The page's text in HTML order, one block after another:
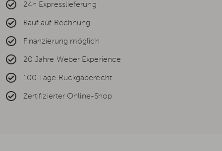
24h Expresslieferung
Kauf auf Rechnung
Finanzierung möglich
20 Jahre Weber Experience
100 Tage Rückgaberecht
Zertifizierter Online-Shop